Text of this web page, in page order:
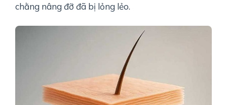
chằng nâng đỡ đã bị lỏng lẻo.